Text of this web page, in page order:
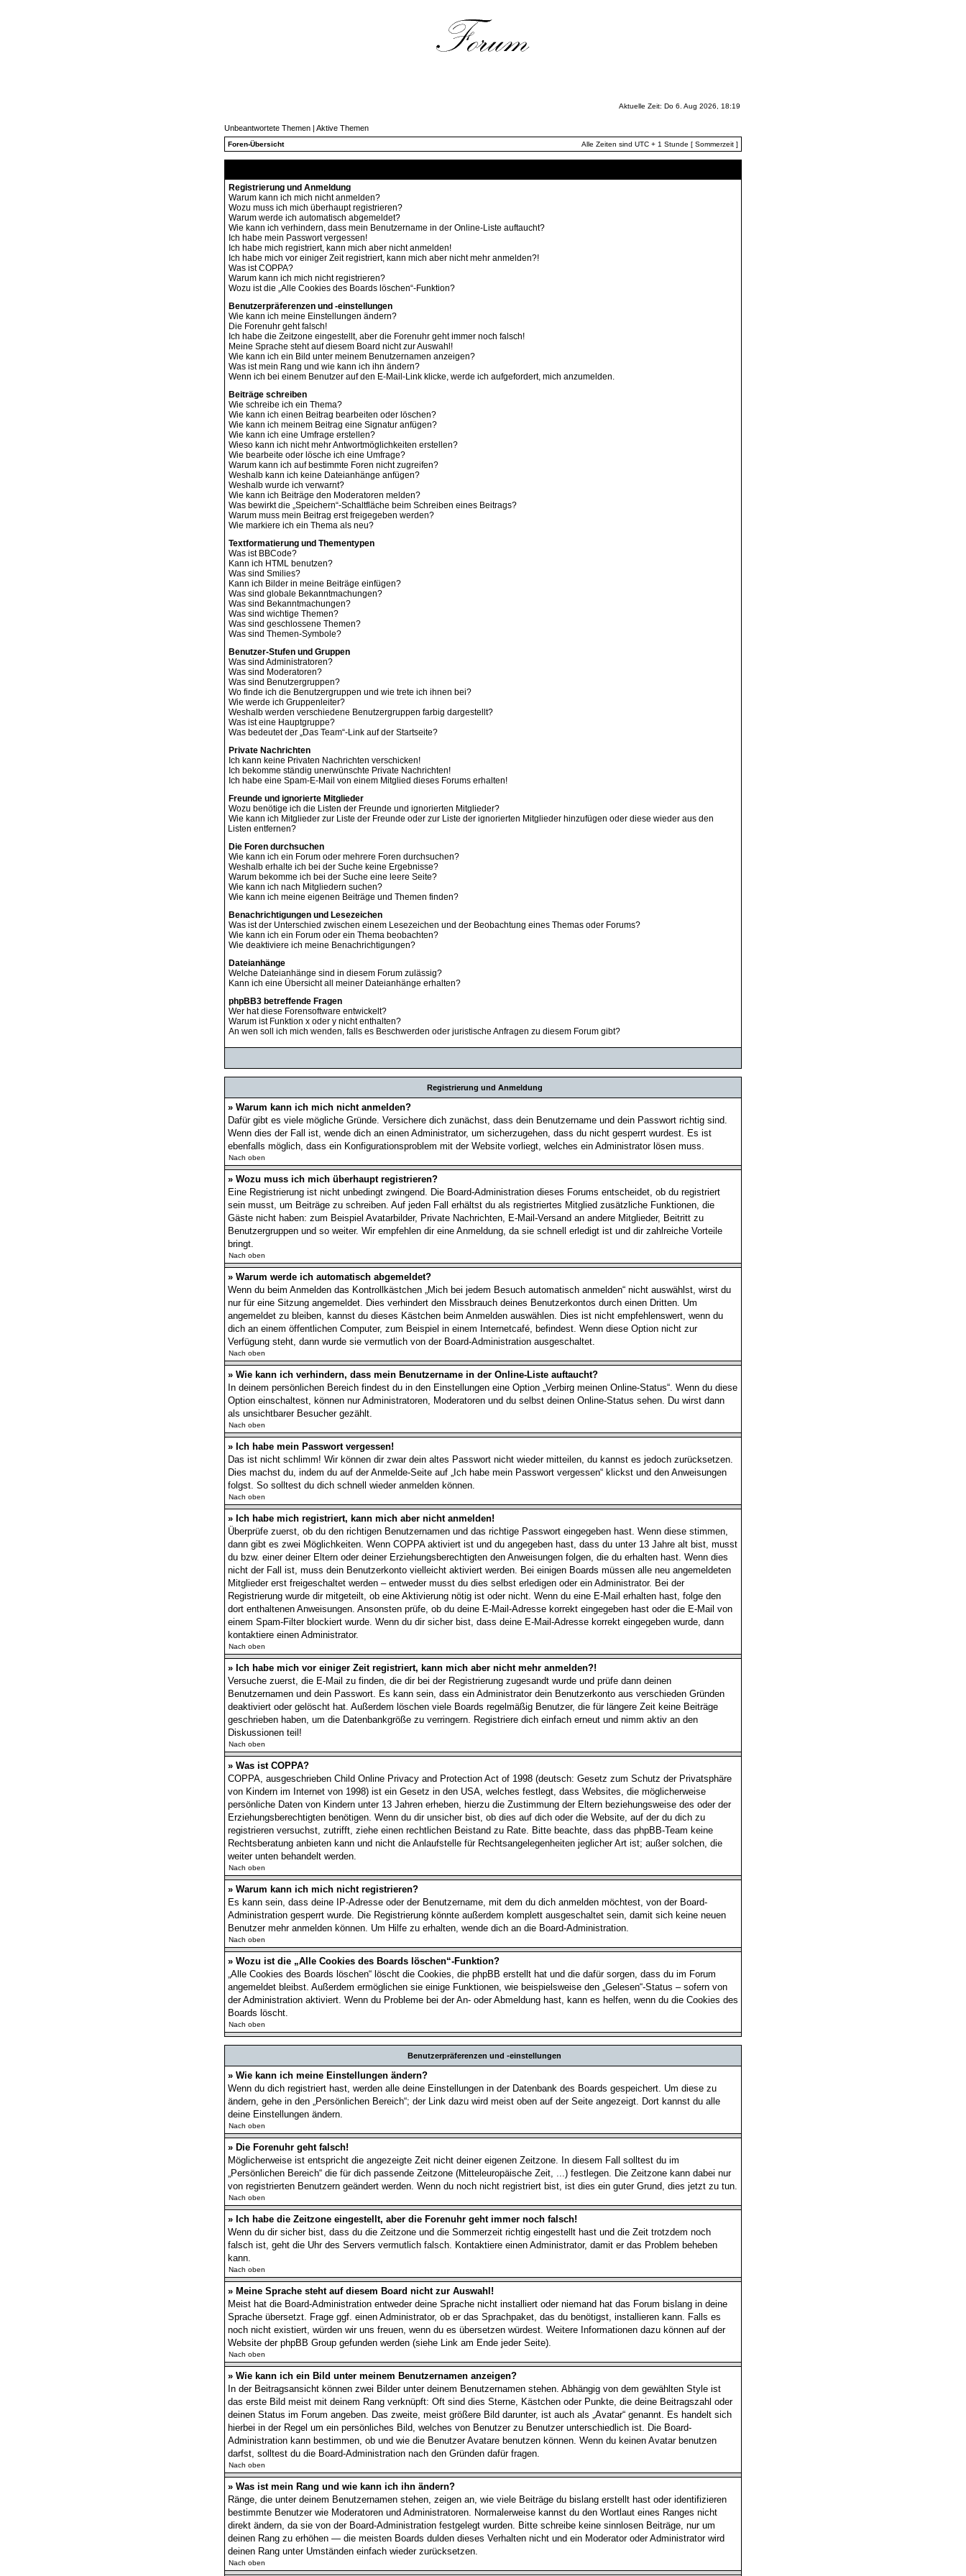
Aktuelle Zeit: Do 6. Aug 2026, 18:19
Unbeantwortete Themen | Aktive Themen
Foren-Übersicht Alle Zeiten sind UTC + 1 Stunde [ Sommerzeit ]
Registrierung und Anmeldung
Warum kann ich mich nicht anmelden?
Wozu muss ich mich überhaupt registrieren?
Warum werde ich automatisch abgemeldet?
Wie kann ich verhindern, dass mein Benutzername in der Online-Liste auftaucht?
Ich habe mein Passwort vergessen!
Ich habe mich registriert, kann mich aber nicht anmelden!
Ich habe mich vor einiger Zeit registriert, kann mich aber nicht mehr anmelden?!
Was ist COPPA?
Warum kann ich mich nicht registrieren?
Wozu ist die „Alle Cookies des Boards löschen“-Funktion?
Benutzerpräferenzen und -einstellungen
Wie kann ich meine Einstellungen ändern?
Die Forenuhr geht falsch!
Ich habe die Zeitzone eingestellt, aber die Forenuhr geht immer noch falsch!
Meine Sprache steht auf diesem Board nicht zur Auswahl!
Wie kann ich ein Bild unter meinem Benutzernamen anzeigen?
Was ist mein Rang und wie kann ich ihn ändern?
Wenn ich bei einem Benutzer auf den E-Mail-Link klicke, werde ich aufgefordert, mich anzumelden.
Beiträge schreiben
Wie schreibe ich ein Thema?
Wie kann ich einen Beitrag bearbeiten oder löschen?
Wie kann ich meinem Beitrag eine Signatur anfügen?
Wie kann ich eine Umfrage erstellen?
Wieso kann ich nicht mehr Antwortmöglichkeiten erstellen?
Wie bearbeite oder lösche ich eine Umfrage?
Warum kann ich auf bestimmte Foren nicht zugreifen?
Weshalb kann ich keine Dateianhänge anfügen?
Weshalb wurde ich verwarnt?
Wie kann ich Beiträge den Moderatoren melden?
Was bewirkt die „Speichern“-Schaltfläche beim Schreiben eines Beitrags?
Warum muss mein Beitrag erst freigegeben werden?
Wie markiere ich ein Thema als neu?
Textformatierung und Thementypen
Was ist BBCode?
Kann ich HTML benutzen?
Was sind Smilies?
Kann ich Bilder in meine Beiträge einfügen?
Was sind globale Bekanntmachungen?
Was sind Bekanntmachungen?
Was sind wichtige Themen?
Was sind geschlossene Themen?
Was sind Themen-Symbole?
Benutzer-Stufen und Gruppen
Was sind Administratoren?
Was sind Moderatoren?
Was sind Benutzergruppen?
Wo finde ich die Benutzergruppen und wie trete ich ihnen bei?
Wie werde ich Gruppenleiter?
Weshalb werden verschiedene Benutzergruppen farbig dargestellt?
Was ist eine Hauptgruppe?
Was bedeutet der „Das Team“-Link auf der Startseite?
Private Nachrichten
Ich kann keine Privaten Nachrichten verschicken!
Ich bekomme ständig unerwünschte Private Nachrichten!
Ich habe eine Spam-E-Mail von einem Mitglied dieses Forums erhalten!
Freunde und ignorierte Mitglieder
Wozu benötige ich die Listen der Freunde und ignorierten Mitglieder?
Wie kann ich Mitglieder zur Liste der Freunde oder zur Liste der ignorierten Mitglieder hinzufügen oder diese wieder aus den
Listen entfernen?
Die Foren durchsuchen
Wie kann ich ein Forum oder mehrere Foren durchsuchen?
Weshalb erhalte ich bei der Suche keine Ergebnisse?
Warum bekomme ich bei der Suche eine leere Seite?
Wie kann ich nach Mitgliedern suchen?
Wie kann ich meine eigenen Beiträge und Themen finden?
Benachrichtigungen und Lesezeichen
Was ist der Unterschied zwischen einem Lesezeichen und der Beobachtung eines Themas oder Forums?
Wie kann ich ein Forum oder ein Thema beobachten?
Wie deaktiviere ich meine Benachrichtigungen?
Dateianhänge
Welche Dateianhänge sind in diesem Forum zulässig?
Kann ich eine Übersicht all meiner Dateianhänge erhalten?
phpBB3 betreffende Fragen
Wer hat diese Forensoftware entwickelt?
Warum ist Funktion x oder y nicht enthalten?
An wen soll ich mich wenden, falls es Beschwerden oder juristische Anfragen zu diesem Forum gibt?
Registrierung und Anmeldung
» Warum kann ich mich nicht anmelden?
Dafür gibt es viele mögliche Gründe. Versichere dich zunächst, dass dein Benutzername und dein Passwort richtig sind.
Wenn dies der Fall ist, wende dich an einen Administrator, um sicherzugehen, dass du nicht gesperrt wurdest. Es ist
ebenfalls möglich, dass ein Konfigurationsproblem mit der Website vorliegt, welches ein Administrator lösen muss.
Nach oben
» Wozu muss ich mich überhaupt registrieren?
Eine Registrierung ist nicht unbedingt zwingend. Die Board-Administration dieses Forums entscheidet, ob du registriert
sein musst, um Beiträge zu schreiben. Auf jeden Fall erhältst du als registriertes Mitglied zusätzliche Funktionen, die
Gäste nicht haben: zum Beispiel Avatarbilder, Private Nachrichten, E-Mail-Versand an andere Mitglieder, Beitritt zu
Benutzergruppen und so weiter. Wir empfehlen dir eine Anmeldung, da sie schnell erledigt ist und dir zahlreiche Vorteile
bringt.
Nach oben
» Warum werde ich automatisch abgemeldet?
Wenn du beim Anmelden das Kontrollkästchen „Mich bei jedem Besuch automatisch anmelden“ nicht auswählst, wirst du
nur für eine Sitzung angemeldet. Dies verhindert den Missbrauch deines Benutzerkontos durch einen Dritten. Um
angemeldet zu bleiben, kannst du dieses Kästchen beim Anmelden auswählen. Dies ist nicht empfehlenswert, wenn du
dich an einem öffentlichen Computer, zum Beispiel in einem Internetcafé, befindest. Wenn diese Option nicht zur
Verfügung steht, dann wurde sie vermutlich von der Board-Administration ausgeschaltet.
Nach oben
» Wie kann ich verhindern, dass mein Benutzername in der Online-Liste auftaucht?
In deinem persönlichen Bereich findest du in den Einstellungen eine Option „Verbirg meinen Online-Status“. Wenn du diese
Option einschaltest, können nur Administratoren, Moderatoren und du selbst deinen Online-Status sehen. Du wirst dann
als unsichtbarer Besucher gezählt.
Nach oben
» Ich habe mein Passwort vergessen!
Das ist nicht schlimm! Wir können dir zwar dein altes Passwort nicht wieder mitteilen, du kannst es jedoch zurücksetzen.
Dies machst du, indem du auf der Anmelde-Seite auf „Ich habe mein Passwort vergessen“ klickst und den Anweisungen
folgst. So solltest du dich schnell wieder anmelden können.
Nach oben
» Ich habe mich registriert, kann mich aber nicht anmelden!
Überprüfe zuerst, ob du den richtigen Benutzernamen und das richtige Passwort eingegeben hast. Wenn diese stimmen,
dann gibt es zwei Möglichkeiten. Wenn COPPAaktiviert ist und du angegeben hast, dass du unter 13 Jahre alt bist, musst
du bzw. einer deiner Eltern oder deiner Erziehungsberechtigten den Anweisungen folgen, die du erhalten hast. Wenn dies
nicht der Fall ist, muss dein Benutzerkonto vielleicht aktiviert werden. Bei einigen Boards müssen alle neu angemeldeten
Mitglieder erst freigeschaltet werden – entweder musst du dies selbst erledigen oder ein Administrator. Bei der
Registrierung wurde dir mitgeteilt, ob eine Aktivierung nötig ist oder nicht. Wenn du eine E-Mail erhalten hast, folge den
dort enthaltenen Anweisungen. Ansonsten prüfe, ob du deine E-Mail-Adresse korrekt eingegeben hast oder die E-Mail von
einem Spam-Filter blockiert wurde. Wenn du dir sicher bist, dass deine E-Mail-Adresse korrekt eingegeben wurde, dann
kontaktiere einen Administrator.
Nach oben
» Ich habe mich vor einiger Zeit registriert, kann mich aber nicht mehr anmelden?!
Versuche zuerst, die E-Mail zu finden, die dir bei der Registrierung zugesandt wurde und prüfe dann deinen
Benutzernamen und dein Passwort. Es kann sein, dass ein Administrator dein Benutzerkonto aus verschieden Gründen
deaktiviert oder gelöscht hat. Außerdem löschen viele Boards regelmäßig Benutzer, die für längere Zeit keine Beiträge
geschrieben haben, um die Datenbankgröße zu verringern. Registriere dich einfach erneut und nimm aktiv an den
Diskussionen teil!
Nach oben
» Was ist COPPA?
COPPA, ausgeschrieben Child Online Privacy and Protection Act of 1998 (deutsch: Gesetz zum Schutz der Privatsphäre
von Kindern im Internet von 1998) ist ein Gesetz in den USA, welches festlegt, dass Websites, die möglicherweise
persönliche Daten von Kindern unter 13 Jahren erheben, hierzu die Zustimmung der Eltern beziehungsweise des oder der
Erziehungsberechtigten benötigen. Wenn du dir unsicher bist, ob dies auf dich oder die Website, auf der du dich zu
registrieren versuchst, zutrifft, ziehe einen rechtlichen Beistand zu Rate. Bitte beachte, dass das phpBB-Team keine
Rechtsberatung anbieten kann und nicht die Anlaufstelle für Rechtsangelegenheiten jeglicher Art ist; außer solchen, die
weiter unten behandelt werden.
Nach oben
» Warum kann ich mich nicht registrieren?
Es kann sein, dass deine IP-Adresse oder der Benutzername, mit dem du dich anmelden möchtest, von der Board-
Administration gesperrt wurde. Die Registrierung könnte außerdem komplett ausgeschaltet sein, damit sich keine neuen
Benutzer mehr anmelden können. Um Hilfe zu erhalten, wende dich an die Board-Administration.
Nach oben
» Wozu ist die „Alle Cookies des Boards löschen“-Funktion?
„Alle Cookies des Boards löschen“ löscht die Cookies, die phpBB erstellt hat und die dafür sorgen, dass du im Forum
angemeldet bleibst. Außerdem ermöglichen sie einige Funktionen, wie beispielsweise den „Gelesen“-Status – sofern von
der Administration aktiviert. Wenn du Probleme bei der An- oder Abmeldung hast, kann es helfen, wenn du die Cookies des
Boards löscht.
Nach oben
Benutzerpräferenzen und -einstellungen
» Wie kann ich meine Einstellungen ändern?
Wenn du dich registriert hast, werden alle deine Einstellungen in der Datenbank des Boards gespeichert. Um diese zu
ändern, gehe in den „Persönlichen Bereich“; der Link dazu wird meist oben auf der Seite angezeigt. Dort kannst du alle
deine Einstellungen ändern.
Nach oben
» Die Forenuhr geht falsch!
Möglicherweise ist entspricht die angezeigte Zeit nicht deiner eigenen Zeitzone. In diesem Fall solltest du im
„Persönlichen Bereich“ die für dich passende Zeitzone (Mitteleuropäische Zeit, ...) festlegen. Die Zeitzone kann dabei nur
von registrierten Benutzern geändert werden. Wenn du noch nicht registriert bist, ist dies ein guter Grund, dies jetzt zu tun.
Nach oben
» Ich habe die Zeitzone eingestellt, aber die Forenuhr geht immer noch falsch!
Wenn du dir sicher bist, dass du die Zeitzone und die Sommerzeit richtig eingestellt hast und die Zeit trotzdem noch
falsch ist, geht die Uhr des Servers vermutlich falsch. Kontaktiere einen Administrator, damit er das Problem beheben
kann.
Nach oben
» Meine Sprache steht auf diesem Board nicht zur Auswahl!
Meist hat die Board-Administration entweder deine Sprache nicht installiert oder niemand hat das Forum bislang in deine
Sprache übersetzt. Frage ggf. einen Administrator, ob er das Sprachpaket, das du benötigst, installieren kann. Falls es
noch nicht existiert, würden wir uns freuen, wenn du es übersetzen würdest. Weitere Informationen dazu können auf der
Website der phpBB Group gefunden werden (siehe Link am Ende jeder Seite).
Nach oben
» Wie kann ich ein Bild unter meinem Benutzernamen anzeigen?
In der Beitragsansicht können zwei Bilder unter deinem Benutzernamen stehen. Abhängig von dem gewählten Style ist
das erste Bild meist mit deinem Rang verknüpft: Oft sind dies Sterne, Kästchen oder Punkte, die deine Beitragszahl oder
deinen Status im Forum angeben. Das zweite, meist größere Bild darunter, ist auch als „Avatar“ genannt. Es handelt sich
hierbei in der Regel um ein persönliches Bild, welches von Benutzer zu Benutzer unterschiedlich ist. Die Board-
Administration kann bestimmen, ob und wie die Benutzer Avatare benutzen können. Wenn du keinen Avatar benutzen
darfst, solltest du die Board-Administration nach den Gründen dafür fragen.
Nach oben
» Was ist mein Rang und wie kann ich ihn ändern?
Ränge, die unter deinem Benutzernamen stehen, zeigen an, wie viele Beiträge du bislang erstellt hast oder identifizieren
bestimmte Benutzer wie Moderatoren und Administratoren. Normalerweise kannst du den Wortlaut eines Ranges nicht
direkt ändern, da sie von der Board-Administration festgelegt wurden. Bitte schreibe keine sinnlosen Beiträge, nur um
deinen Rang zu erhöhen — die meisten Boards dulden dieses Verhalten nicht und ein Moderator oder Administrator wird
deinen Rang unter Umständen einfach wieder zurücksetzen.
Nach oben